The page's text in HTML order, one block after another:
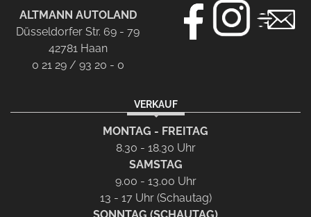
ALTMANN AUTOLAND
Düsseldorfer Str. 69 - 79
42781 Haan
0 21 29 / 93 20 - 0
VERKAUF
MONTAG - FREITAG
8.30 - 18.30 Uhr
SAMSTAG
9.00 - 13.00 Uhr
13 - 17 Uhr (Schautag)